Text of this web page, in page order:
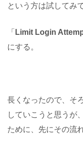
という方は試してみ
「 Limit Login
にする。
長くなったので、そ
していこうと思うが
ために、先にその流